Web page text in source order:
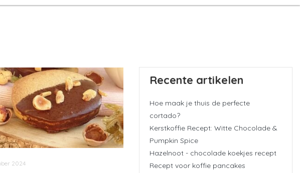
2024
Recente artikelen
Hoe maak je thuis de perfecte
cortado?
Kerstkoffie Recept: Witte Chocolade &
Pumpkin Spice
Hazelnoot - chocolade koekjes recept
Recept voor koffie pancakes